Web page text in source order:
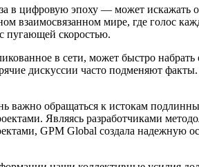
в цифровую эпоху — может искажать
взаимосвязанном мире, где голос
пугающей скоростью.
в сети, может быстро набрать
дискуссии часто подменяют
важно обращаться к истокам
Являясь разработчиками
GPM Global создала надежную